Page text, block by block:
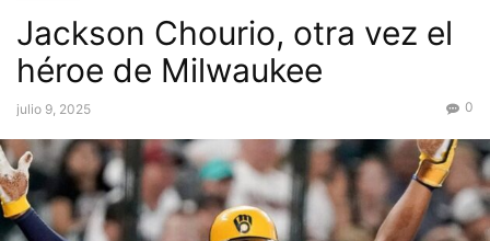
Jackson Chourio, otra vez el
héroe de Milwaukee
julio 9, 2025 0